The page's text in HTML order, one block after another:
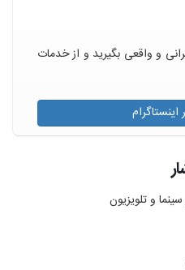
و واقعی بگیرید و از خدمات
اینستاگرام
و تلویزیون